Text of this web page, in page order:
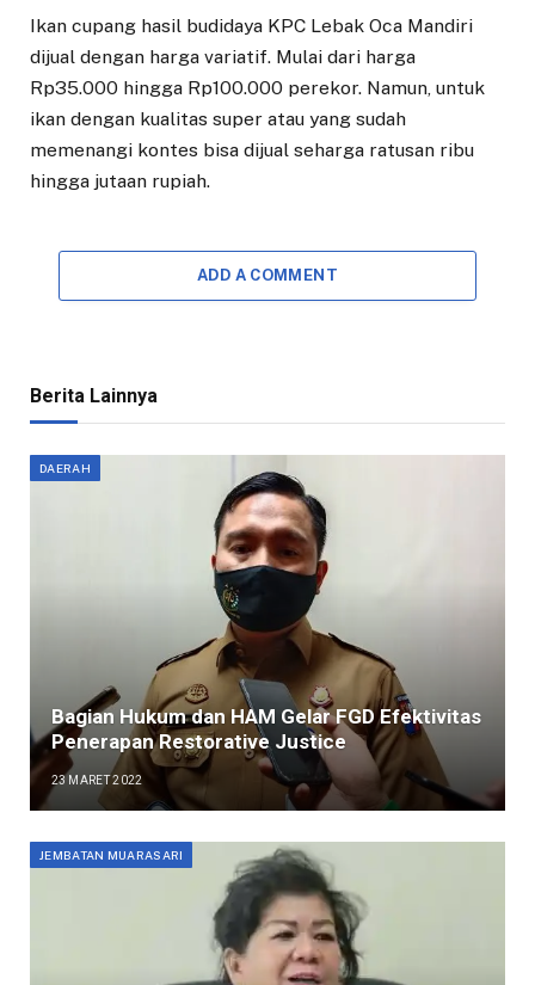
Ikan cupang hasil budidaya KPC Lebak Oca Mandiri
dijual dengan harga variatif. Mulai dari harga
Rp35.000 hingga Rp100.000 perekor. Namun, untuk
ikan dengan kualitas super atau yang sudah
memenangi kontes bisa dijual seharga ratusan ribu
hingga jutaan rupiah.
ADD A COMMENT
Berita Lainnya
DAERAH
Bagian Hukum dan HAM Gelar FGD Efektivitas
Penerapan Restorative Justice
23 MARET 2022
JEMBATAN MUARASARI